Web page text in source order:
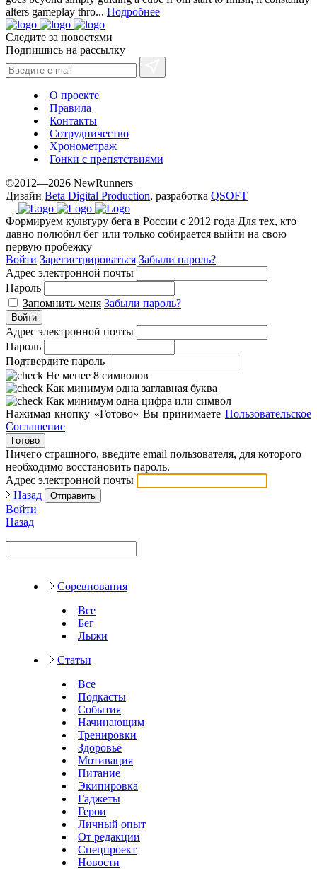
alters gameplay thro... Подробнее
Следите за новостями
Подпишись на рассылку
О проекте
Правила
Контакты
Сотрудничество
Хронометраж
Гонки с препятствиями
©2012—2026 NewRunners
Дизайн Beta Digital Production, разработка QSOFT
Формируем культуру бега в России с 2012 года Для тех, кто
давно полюбил бег или только собирается выйти на свою
первую пробежку
Войти Зарегистрироваться Забыли пароль?
Адрес электронной почты
Пароль
Запомнить меня Забыли пароль?
Войти
Адрес электронной почты
Пароль
Подтвердите пароль
Не менее 8 символов
Как минимум одна заглавная буква
Как минимум одна цифра или символ
Нажимая кнопку «Готово» Вы принимаете Пользовательское
Соглашение
Готово
Ничего страшного, введите email пользователя, для которого
необходимо восстановить пароль.
Адрес электронной почты
Назад
Отправить
Войти
Назад
Соревнования
Все
Бег
Лыжи
Статьи
Все
Подкасты
События
Начинающим
Тренировки
Здоровье
Мотивация
Питание
Экипировка
Гаджеты
Герои
Личный опыт
От редакции
Спецпроект
Новости